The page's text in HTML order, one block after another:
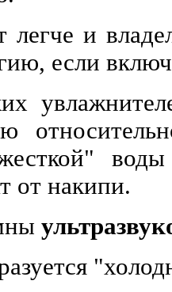
легче и
если
от накипи.